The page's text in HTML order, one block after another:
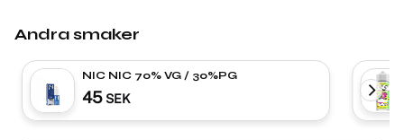
Andra smaker
NIC NIC 70% VG / 30%PG
45 SEK